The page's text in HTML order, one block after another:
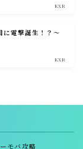
KXR
に電撃誕生！？～
KXR
モバ攻略